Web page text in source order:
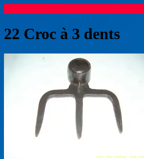
22 Croc à 3 dents